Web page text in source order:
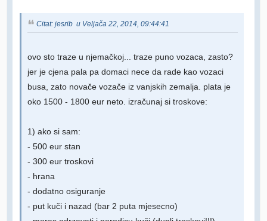
Citat: jesrib u Veljača 22, 2014, 09:44:41
ovo sto traze u njemačkoj... traze puno vozaca, zasto?
jer je cjena pala pa domaci nece da rade kao vozaci
busa, zato novače vozače iz vanjskih zemalja. plata je
oko 1500 - 1800 eur neto. izračunaj si troskove:
1) ako si sam:
- 500 eur stan
- 300 eur troskovi
- hrana
- dodatno osiguranje
- put kuči i nazad (bar 2 puta mjesecno)